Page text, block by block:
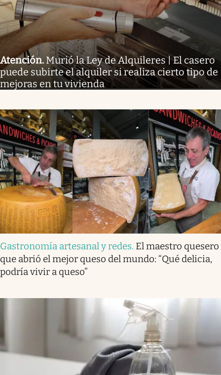
Atención. Murió la Ley de Alquileres | El casero
puede subirte el alquiler si realiza cierto tipo de
mejoras en tu vivienda
Gastronomía artesanal y redes. El maestro quesero
que abrió el mejor queso del mundo: “Qué delicia,
podría vivir a queso”